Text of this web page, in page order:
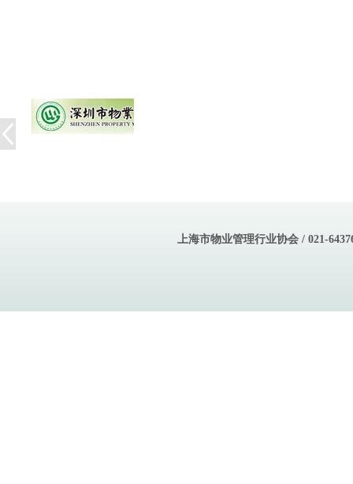
上海市物业管理行业协会 / 021-